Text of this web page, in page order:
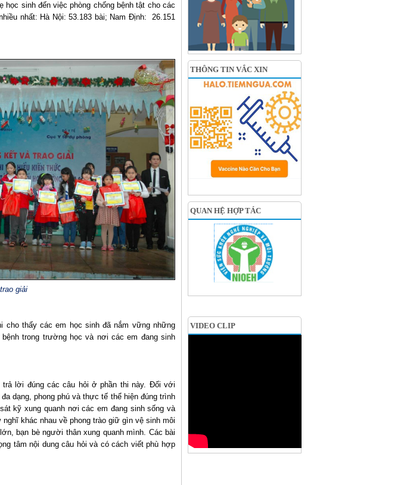
sinh đến việc phòng chống bệnh tật cho các
nhất: Hà Nội: 53.183 bài; Nam Định: 26.151
giải
cho thấy các em học sinh đã nắm vững những
trong trường học và nơi các em đang sinh
lời đúng các câu hỏi ở phần thi này. Đối với
dạng, phong phú và thực tế thể hiện đúng trình
kỹ xung quanh nơi các em đang sinh sống và
khác nhau về phong trào giữ gìn vệ sinh môi
bạn bè người thân xung quanh mình. Các bài
tâm nội dung câu hỏi và có cách viết phù hợp
THÔNG TIN VẮC XIN
QUAN HỆ HỢP TÁC
VIDEO CLIP